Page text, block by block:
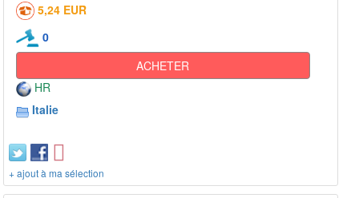
5,24 EUR
0
ACHETER
HR
Italie
+ ajout à ma sélection